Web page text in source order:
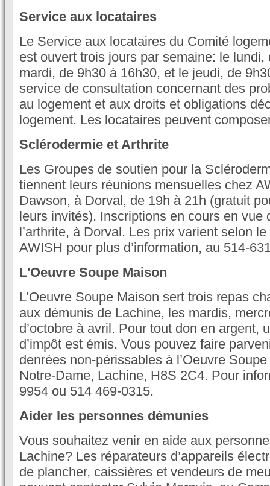
Service aux locataires
Le Service aux locataires du Comité
est ouvert trois jours par semaine: le
mardi, de 9h30 à 16h30, et le jeudi, de
service de consultation concernant des
au logement et aux droits et obligations
logement. Les locataires peuvent
Sclérodermie et Arthrite
Les Groupes de soutien pour la
tiennent leurs réunions mensuelles chez
Dawson, à Dorval, de 19h à 21h (gratuit
leurs invités). Inscriptions en cours en vue
l’arthrite, à Dorval. Les prix varient selon
AWISH pour plus d’information, au 514-
L'Oeuvre Soupe Maison
L’Oeuvre Soupe Maison sert trois repas
aux démunis de Lachine, les mardis,
d’octobre à avril. Pour tout don en argent,
d’impôt est émis. Vous pouvez faire
denrées non-périssables à l’Oeuvre
Notre-Dame, Lachine, H8S 2C4. Pour
9954 ou 514 469-0315.
Aider les personnes démunies
Vous souhaitez venir en aide aux
Lachine? Les réparateurs d’appareils
de plancher, caissières et vendeurs de